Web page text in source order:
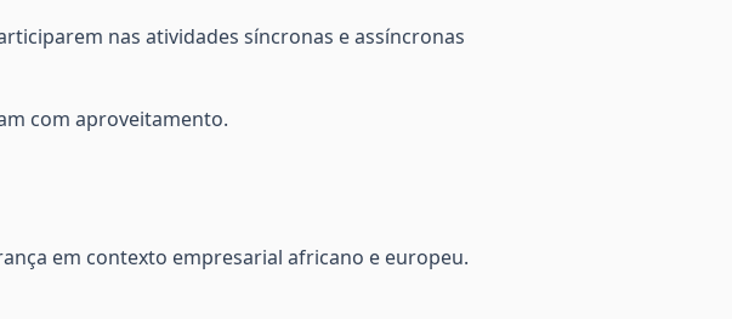
nas atividades síncronas e assíncronas
com aproveitamento.
em contexto empresarial africano e europeu.